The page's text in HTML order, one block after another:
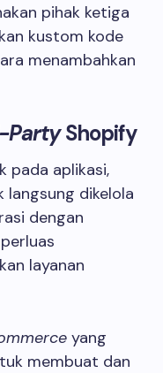
pihak ketiga
kustom kode
menambahkan
PartyShopify
pada aplikasi,
langsung dikelola
dengan
layanan
yang
membuat dan